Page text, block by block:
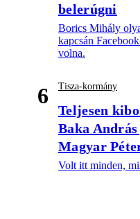
belerúgni
Borics Mihály
kapcsán
volna.
6 Tisza-kormány
Teljesen
Baka
Magyar
Volt itt minden,